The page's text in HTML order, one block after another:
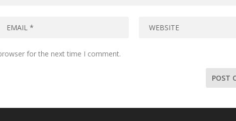
for the next time I comment.